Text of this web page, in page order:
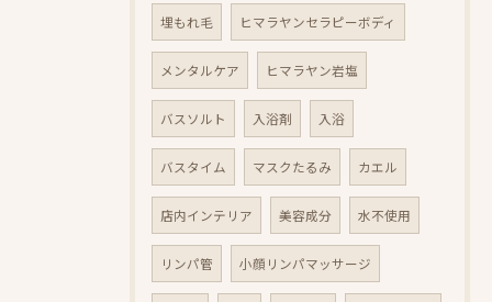
埋もれ毛 ヒマラヤンセラピーボディ
メンタルケア ヒマラヤン岩塩
バスソルト 入浴剤 入浴
バスタイム マスクたるみ カエル
店内インテリア 美容成分 水不使用
リンパ管 小顔リンパマッサージ